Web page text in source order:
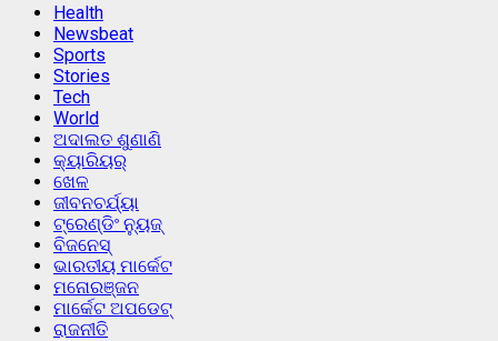
Health
Newsbeat
Sports
Stories
Tech
World
ଅଦାଲତ ଶୁଣାଣି
କ୍ୟାରିୟର୍
ଖେଳ
ଜୀବନଚର୍ଯ୍ୟା
ଟ୍ରେଣ୍ଡିଂ ନ୍ୟୁଜ୍
ବିଜନେସ୍
ଭାରତୀୟ ମାର୍କେଟ
ମନୋରଞ୍ଜନ
ମାର୍କେଟ ଅପଡେଟ୍
ରାଜନୀତି